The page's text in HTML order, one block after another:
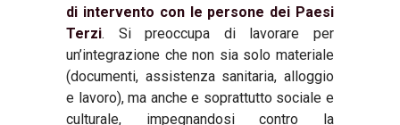
di intervento con le persone dei Paesi
Terzi. Si preoccupa di lavorare per
un’integrazione che non sia solo materiale
(documenti, assistenza sanitaria, alloggio
e lavoro), ma anche e soprattutto sociale e
culturale, impegnandosi contro la